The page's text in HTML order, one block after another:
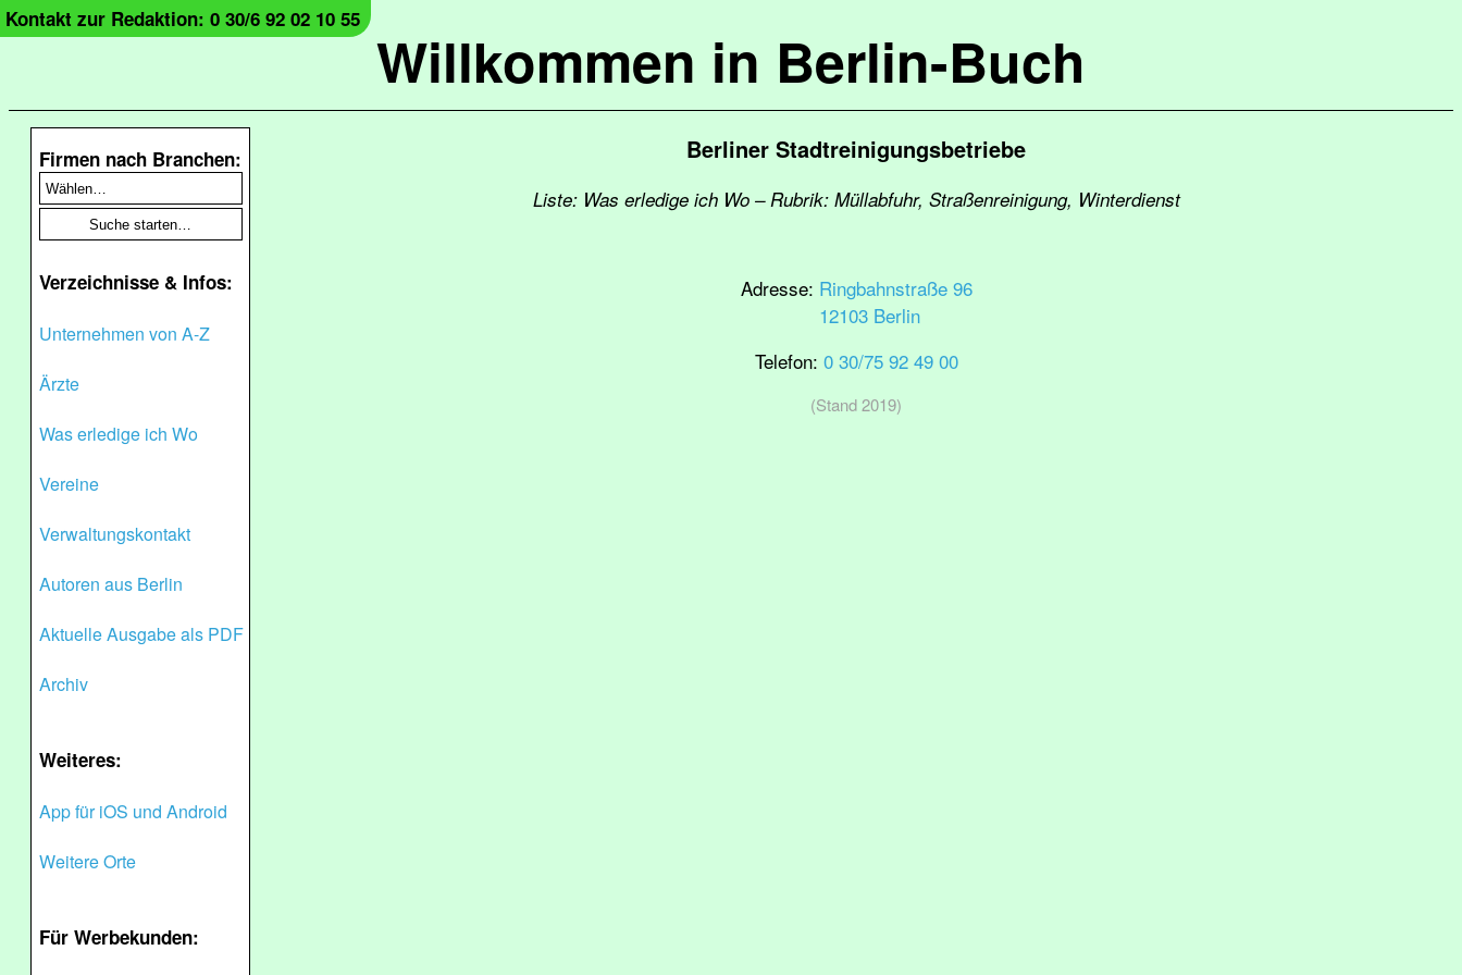
Willkommen in Berlin-Buch
Kontakt zur Redaktion: 0 30/6 92 02 10 55
Firmen nach Branchen:
Verzeichnisse & Infos:
Unternehmen von A-Z
Ärzte
Was erledige ich Wo
Vereine
Verwaltungskontakt
Autoren aus Berlin
Aktuelle Ausgabe als PDF
Archiv
Weiteres:
App für iOS und Android
Weitere Orte
Für Werbekunden:
Berliner Stadtreinigungsbetriebe
Liste: Was erledige ich Wo – Rubrik: Müllabfuhr, Straßenreinigung, Winterdienst
Adresse: Ringbahnstraße 96
12103 Berlin
Telefon: 0 30/75 92 49 00
(Stand 2019)